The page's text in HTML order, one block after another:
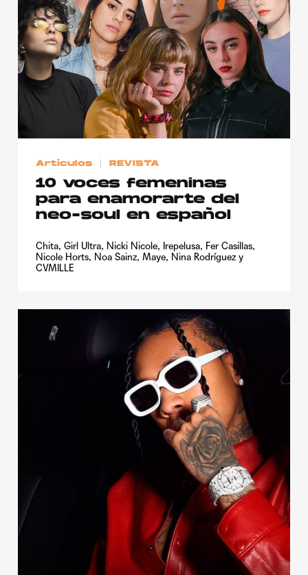
Artículos REVISTA
10 voces femeninas
para enamorarte del
neo-soul en español
Chita, Girl Ultra, Nicki Nicole, Irepelusa, Fer Casillas,
Nicole Horts, Noa Sainz, Maye, Nina Rodríguez y
CVMILLE